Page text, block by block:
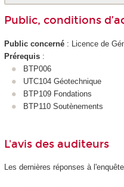
Public, conditions
Public concerné: Licence de
Prérequis:
BTP006
UTC104 Géotechnique
BTP109 Fondations
BTP110 Soutènements
L'avis des auditeurs
Les dernières réponses à